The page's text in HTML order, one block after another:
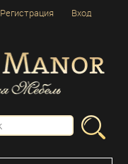
Вход
Регистрация